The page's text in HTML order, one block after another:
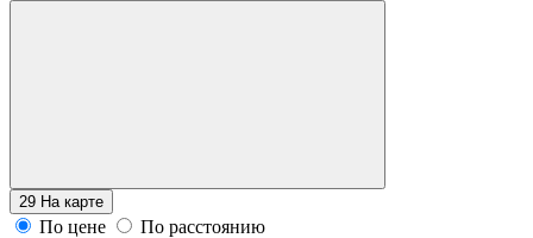
29 На карте
По цене
По расстоянию